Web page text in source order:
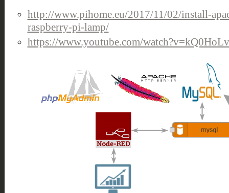
http://www.pihome.eu/2017/11/02/install-
raspberry-pi-lamp/
https://www.youtube.com/